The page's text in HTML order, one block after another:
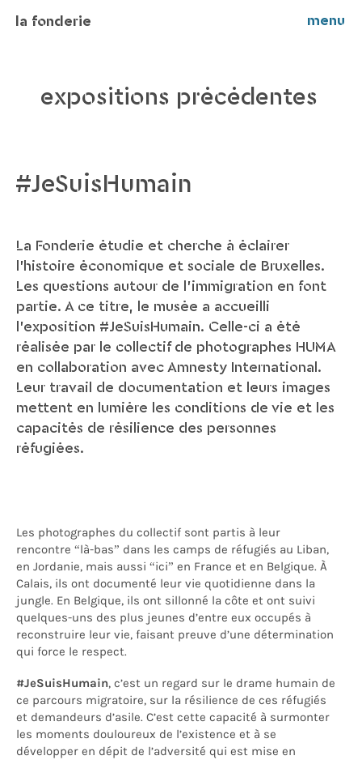
la fonderie menu
expositions précédentes
#JeSuisHumain
La Fonderie étudie et cherche à éclairer
l’histoire économique et sociale de Bruxelles.
Les questions autour de l’immigration en font
partie. A ce titre, le musée a accueilli
l’exposition #JeSuisHumain. Celle-ci a été
réalisée par le collectif de photographes HUMA
en collaboration avec Amnesty International.
Leur travail de documentation et leurs images
mettent en lumière les conditions de vie et les
capacités de résilience des personnes
réfugiées.
Les photographes du collectif sont partis à leur
rencontre “là-bas” dans les camps de réfugiés au Liban,
en Jordanie, mais aussi “ici” en France et en Belgique. À
Calais, ils ont documenté leur vie quotidienne dans la
jungle. En Belgique, ils ont sillonné la côte et ont suivi
quelques-uns des plus jeunes d’entre eux occupés à
reconstruire leur vie, faisant preuve d’une détermination
qui force le respect.
#JeSuisHumain, c’est un regard sur le drame humain de
ce parcours migratoire, sur la résilience de ces réfugiés
et demandeurs d’asile. C’est cette capacité à surmonter
les moments douloureux de l’existence et à se
développer en dépit de l’adversité qui est mise en